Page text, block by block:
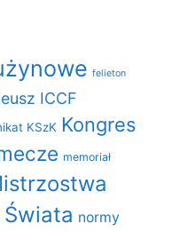
felieton
ICCF
KSzK Kongres
memoriał
normy